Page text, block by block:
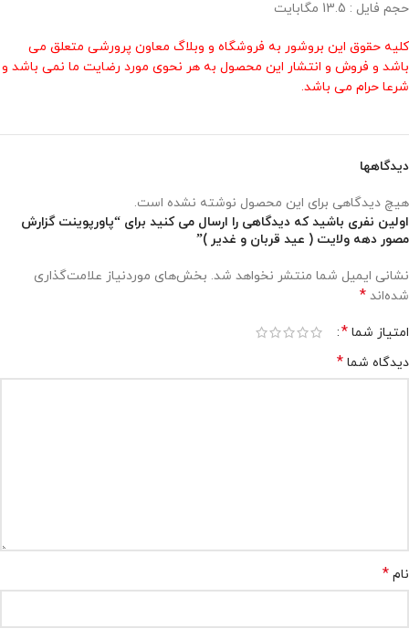
حجم فایل : 13.5 مگابایت
کلیه حقوق این بروشور به فروشگاه و وبلاگ معاون پرورشی متعلق می
باشد و فروش و انتشار این محصول به هر نحوی مورد رضایت ما نمی باشد و
شرعا حرام می باشد.
دیدگاهها
هیچ دیدگاهی برای این محصول نوشته نشده است.
اولین نفری باشید که دیدگاهی را ارسال می کنید برای “پاورپوینت گزارش
مصور دهه ولایت ( عید قربان و غدیر )”
نشانی ایمیل شما منتشر نخواهد شد. بخش‌های موردنیاز علامت‌گذاری
شده‌اند *
امتیاز شما *
دیدگاه شما *
نام *